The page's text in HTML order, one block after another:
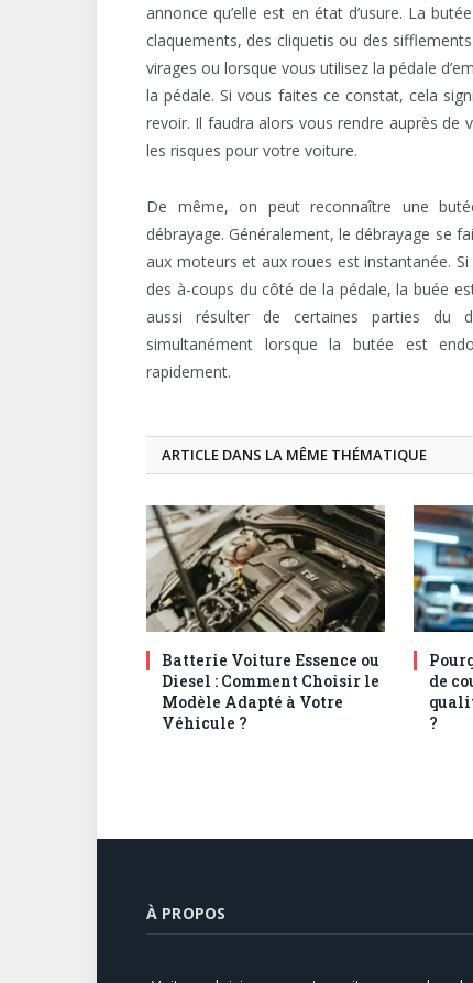
annonce qu’elle est en état d’usure. La
claquements, des cliquetis ou des
virages ou lorsque vous utilisez la pédale
la pédale. Si vous faites ce constat, cela
revoir. Il faudra alors vous rendre auprès de
les risques pour votre voiture.
De même, on peut reconnaître une
débrayage. Généralement, le débrayage se
aux moteurs et aux roues est instantanée.
des à-coups du côté de la pédale, la buée
aussi résulter de certaines parties du
simultanément lorsque la butée est
rapidement.
ARTICLE DANS LA MÊME THÉMATIQUE
Batterie Voiture Essence ou
Diesel : Comment Choisir le
Modèle Adapté à Votre
Véhicule ?
de
?
À PROPOS